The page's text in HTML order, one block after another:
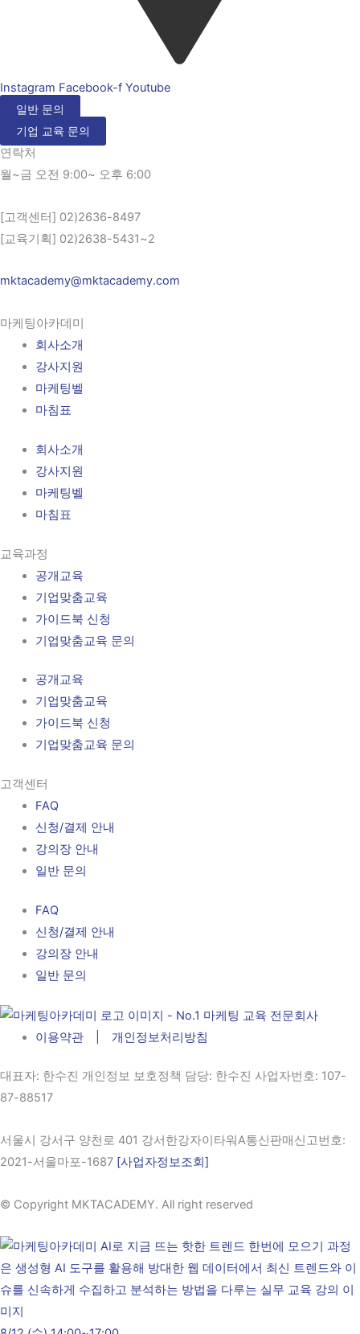
Instagram Facebook-f Youtube
일반 문의
기업 교육 문의
연락처
월~금 오전 9:00~ 오후 6:00
[고객센터] 02)2636-8497
[교육기획] 02)2638-5431~2
mktacademy@mktacademy.com
마케팅아카데미
회사소개
강사지원
마케팅벨
마침표
회사소개
강사지원
마케팅벨
마침표
교육과정
공개교육
기업맞춤교육
가이드북 신청
기업맞춤교육 문의
공개교육
기업맞춤교육
가이드북 신청
기업맞춤교육 문의
고객센터
FAQ
신청/결제 안내
강의장 안내
일반 문의
FAQ
신청/결제 안내
강의장 안내
일반 문의
이용약관 | 개인정보처리방침
대표자: 한수진 개인정보 보호정책 담당: 한수진 사업자번호: 107-
87-88517
서울시 강서구 양천로 401 강서한강자이타워A통신판매신고번호:
2021-서울마포-1687 [사업자정보조회]
© Copyright MKTACADEMY. All right reserved​